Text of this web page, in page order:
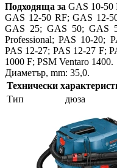
Подходяща за GAS 10-50
GAS 12-50 RF; GAS 12-
GAS 25; GAS 50; GAS
Professional; PAS 10-20;
PAS 12-27; PAS 12-27 F;
1000 F; PSM Ventaro 1400.
Диаметър, mm: 35,0.
Технически
Тип
дюза